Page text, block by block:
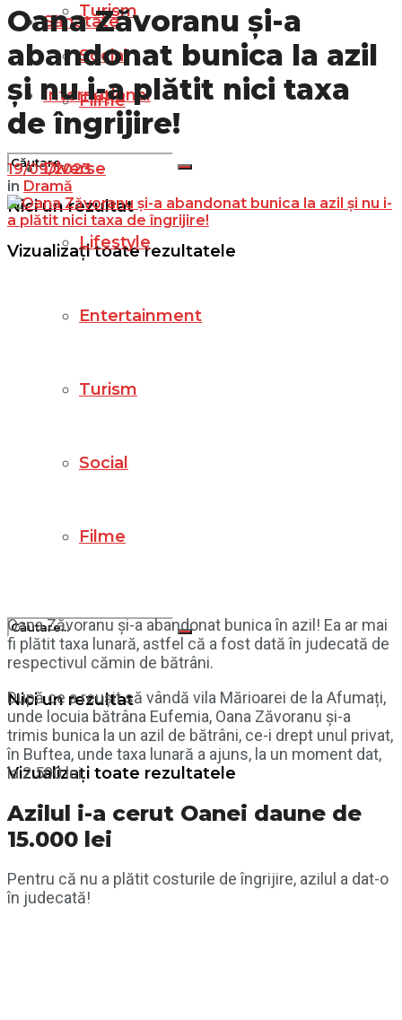
Turism
Social
Filme
Nici un rezultat
Vizualizați toate rezultatele
Sănătate
Internațional
Diverse
Lifestyle
Entertainment
Turism
Social
Filme
Nici un rezultat
Vizualizați toate rezultatele
Oana Zăvoranu și-a
abandonat bunica la azil
și nu i-a plătit nici taxa
de îngrijire!
19/09/2023
in Dramă
Oana Zăvoranu și-a abandonat bunica în azil! Ea ar mai
fi plătit taxa lunară, astfel că a fost dată în judecată de
respectivul cămin de bătrâni.
După ce a reușit să vândă vila Mărioarei de la Afumați,
unde locuia bătrâna Eufemia, Oana Zăvoranu și-a
trimis bunica la un azil de bătrâni, ce-i drept unul privat,
în Buftea, unde taxa lunară a ajuns, la un moment dat,
la 2.500 lei.
Azilul i-a cerut Oanei daune de
15.000 lei
Pentru că nu a plătit costurile de îngrijire, azilul a dat-o
în judecată!